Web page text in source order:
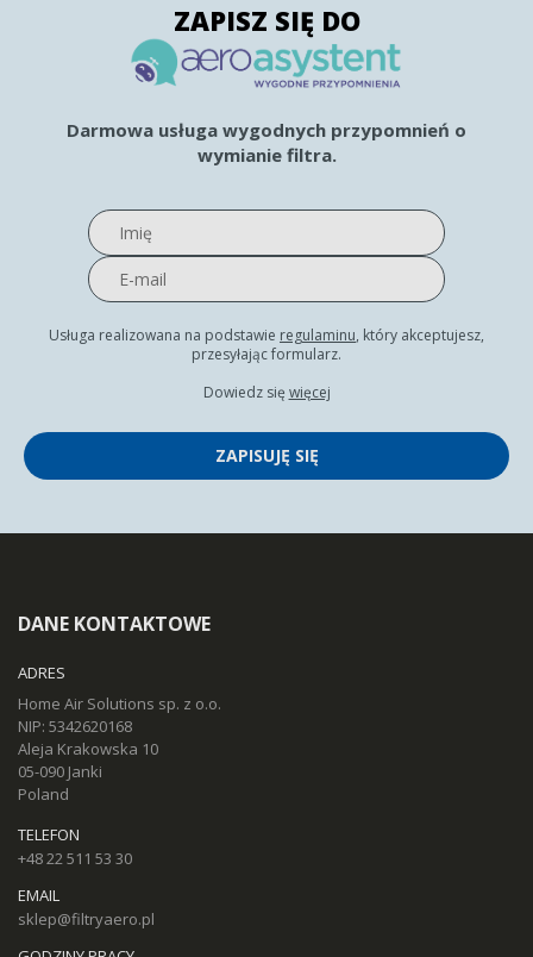
ZAPISZ SIĘ DO
Darmowa usługa wygodnych przypomnień o
wymianie filtra.
Usługa realizowana na podstawie regulaminu, który akceptujesz,
przesyłając formularz.
Dowiedz się więcej
ZAPISUJĘ SIĘ
DANE KONTAKTOWE
ADRES
Home Air Solutions sp. z o.o.
NIP: 5342620168
Aleja Krakowska 10
05-090 Janki
Poland
TELEFON
+48 22 511 53 30
EMAIL
sklep@filtryaero.pl